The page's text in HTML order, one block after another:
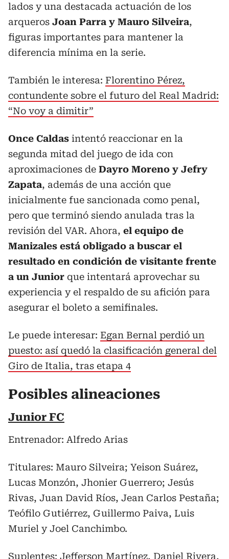
lados y una destacada actuación de los
arqueros Joan Parra y Mauro Silveira,
figuras importantes para mantener la
diferencia mínima en la serie.
También le interesa: Florentino Pérez,
contundente sobre el futuro del Real Madrid:
“No voy a dimitir”
Once Caldas intentó reaccionar en la
segunda mitad del juego de ida con
aproximaciones de Dayro Moreno y Jefry
Zapata, además de una acción que
inicialmente fue sancionada como penal,
pero que terminó siendo anulada tras la
revisión del VAR. Ahora, el equipo de
Manizales está obligado a buscar el
resultado en condición de visitante frente
a un Junior que intentará aprovechar su
experiencia y el respaldo de su afición para
asegurar el boleto a semifinales.
Le puede interesar: Egan Bernal perdió un
puesto: así quedó la clasificación general del
Giro de Italia, tras etapa 4
Posibles alineaciones
Junior FC
Entrenador: Alfredo Arias
Titulares: Mauro Silveira; Yeison Suárez,
Lucas Monzón, Jhonier Guerrero; Jesús
Rivas, Juan David Ríos, Jean Carlos Pestaña;
Teófilo Gutiérrez, Guillermo Paiva, Luis
Muriel y Joel Canchimbo.
Suplentes: Jefferson Martínez, Daniel Rivera,